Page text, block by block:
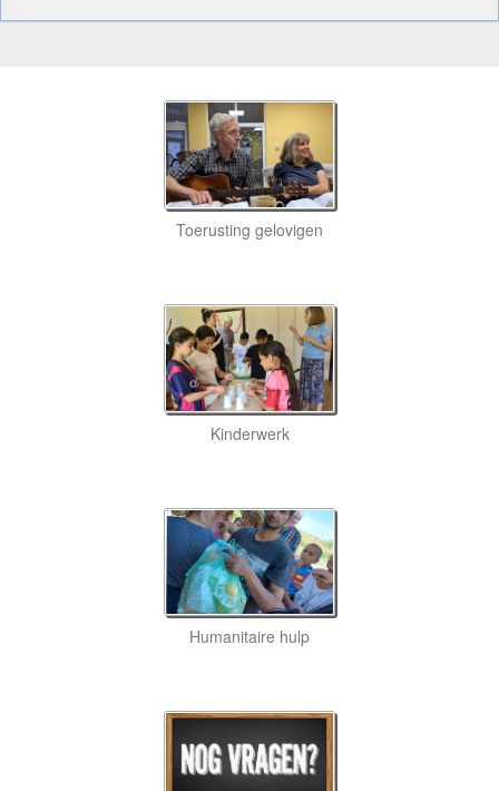
Toerusting gelovigen
Kinderwerk
Humanitaire hulp